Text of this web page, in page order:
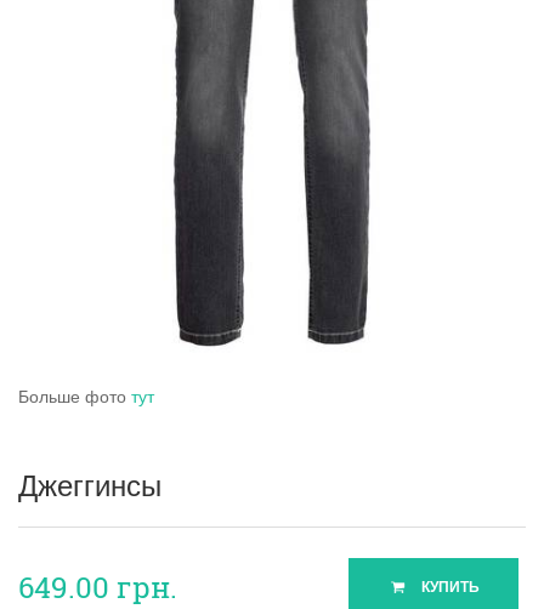
Больше фото тут
Джеггинсы
649.00 грн. КУПИТЬ